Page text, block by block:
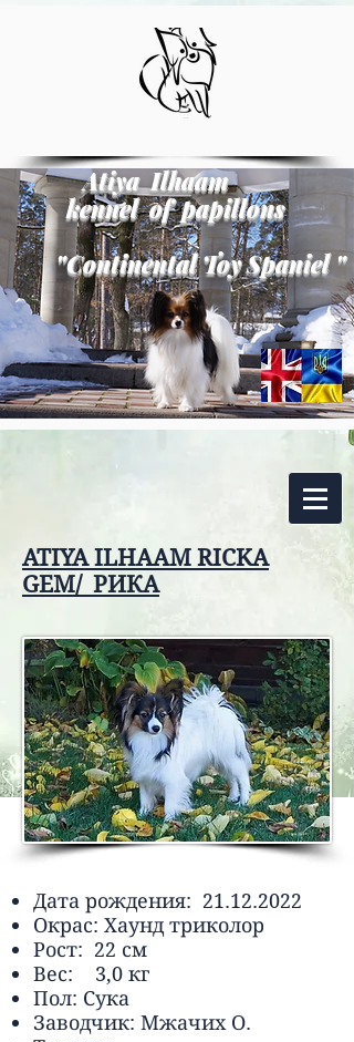
Atiya Ilhaam
kennel of papillons
"Continental Toy Spaniel "
ATIYA ILHAAM RICKA
GEM/ РИКА
Дата рождения: 21.12.2022
Окрас: Хаунд триколор
Рост: 22 см
Вес: 3,0 кг
Пол: Сука
Заводчик: Мжачих О.